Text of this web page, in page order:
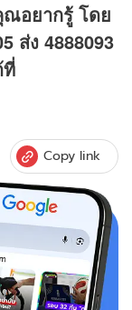
ณอยากรู้ โดย
ส่ง 4888093
Copy link